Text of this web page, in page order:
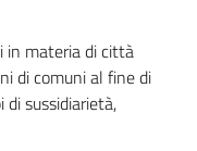
in materia di città
di comuni al fine di
sussidiarietà,